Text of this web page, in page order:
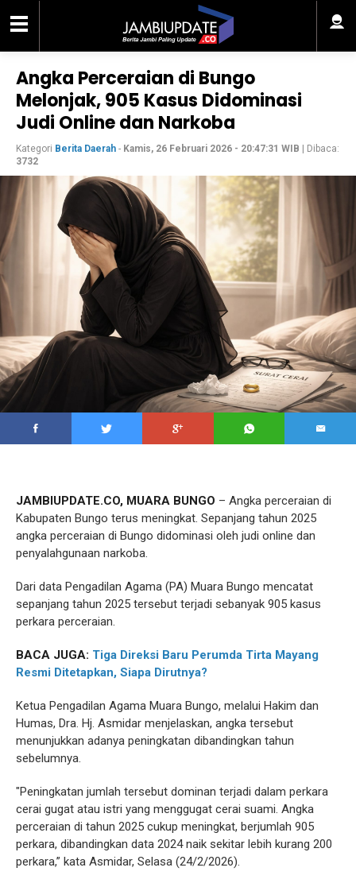
Angka Perceraian di Bungo
Melonjak, 905 Kasus Didominasi
Judi Online dan Narkoba
Kategori Berita Daerah - Kamis, 26 Februari 2026 - 20:47:31 WIB | Dibaca:
3732
JAMBIUPDATE.CO, MUARA BUNGO – Angka perceraian di
Kabupaten Bungo terus meningkat. Sepanjang tahun 2025
angka perceraian di Bungo didominasi oleh judi online dan
penyalahgunaan narkoba.
Dari data Pengadilan Agama (PA) Muara Bungo mencatat
sepanjang tahun 2025 tersebut terjadi sebanyak 905 kasus
perkara perceraian.
BACA JUGA: Tiga Direksi Baru Perumda Tirta Mayang
Resmi Ditetapkan, Siapa Dirutnya?
Ketua Pengadilan Agama Muara Bungo, melalui Hakim dan
Humas, Dra. Hj. Asmidar menjelaskan, angka tersebut
menunjukkan adanya peningkatan dibandingkan tahun
sebelumnya.
"Peningkatan jumlah tersebut dominan terjadi dalam perkara
cerai gugat atau istri yang menggugat cerai suami. Angka
perceraian di tahun 2025 cukup meningkat, berjumlah 905
perkara, dibandingkan data 2024 naik sekitar lebih kurang 200
perkara,” kata Asmidar, Selasa (24/2/2026).